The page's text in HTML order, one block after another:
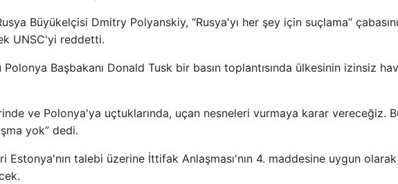
Büyükelçisi Dmitry Polyanskiy, “Rusya'yı her şey için suçlama”
UNSC'yi reddetti.
Başbakanı Donald Tusk bir basın toplantısında ülkesinin izinsiz
ve Polonya'ya uçtuklarında, uçan nesneleri vurmaya karar vereceğiz.
yok” dedi.
Estonya'nın talebi üzerine İttifak Anlaşması'nın 4. maddesine uygun